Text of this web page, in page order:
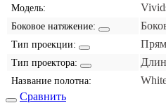
Модель:
Боковое натяжение:
Тип проекции:
Тип проектора:
Название полотна:
Сравнить